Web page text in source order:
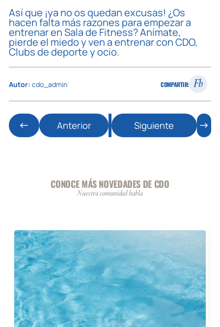
Así que ¡ya no os quedan excusas! ¿Os
hacen falta más razones para empezar a
entrenar en Sala de Fitness? Anímate,
pierde el miedo y ven a entrenar con CDO,
Clubs de deporte y ocio.
Autor: cdo_admin COMPARTIR: Fb
Anterior Siguiente
CONOCE MÁS NOVEDADES DE CDO
Nuestra comunidad habla